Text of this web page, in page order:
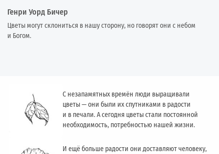
Генри Уорд Бичер
Цветы могут склониться в нашу сторону, но говорят они с небом
и Богом.
С незапамятных времён люди выращивали
цветы — они были их спутниками в радости
и в печали. А сегодня цветы стали постоянной
необходимость, потребностью нашей жизни.
И ещё больше радости они доставляют человеку,